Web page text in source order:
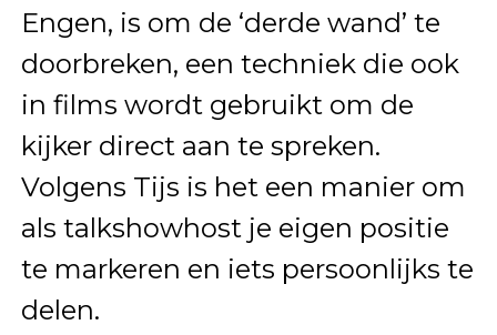
Engen, is om de ‘derde wand’ te
doorbreken, een techniek die ook
in films wordt gebruikt om de
kijker direct aan te spreken.
Volgens Tijs is het een manier om
als talkshowhost je eigen positie
te markeren en iets persoonlijks te
delen.